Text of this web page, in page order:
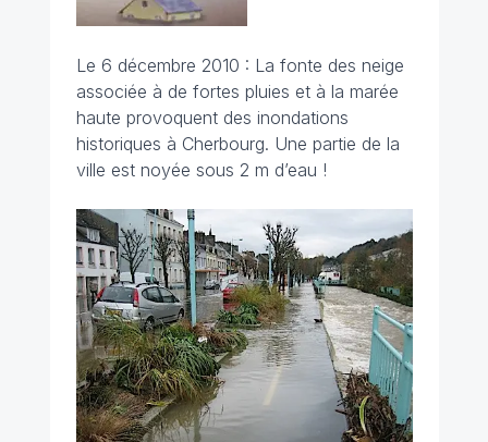
Le 6 décembre 2010 : La fonte des neige
associée à de fortes pluies et à la marée
haute provoquent des inondations
historiques à Cherbourg. Une partie de la
ville est noyée sous 2 m d’eau !